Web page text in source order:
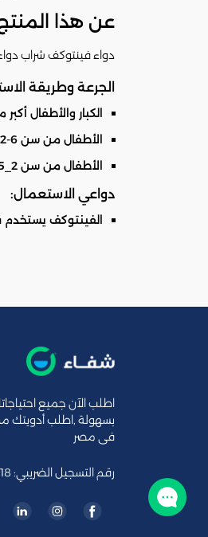
عن هذا
دواء فينتوكف شراب
الجرعة وطريقة
الكبار والأطفال أكبر من سن 12 سنة : 10 ملل (ملعقتان) لمدة
الأطفال من سن 6-12 سنة: 5ملل (ملعقة واحدة) تكرر ثلاث مرات يوميا.
الأطفال من سن 2_5 : 2.5 مللي (نصف ملعقة) تكرر لمدة ثلاث مرات يوميا.
دواعي الاستعمال:
الفينتوكف يستخدم
اطلب الآن جميع
بسهولة ,اطلب أدويتك
فى مصر
رقم التسجيل الضريبي: 718-859-672
تواصل معنا